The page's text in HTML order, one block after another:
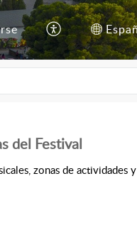
del Festival
zonas de actividades y